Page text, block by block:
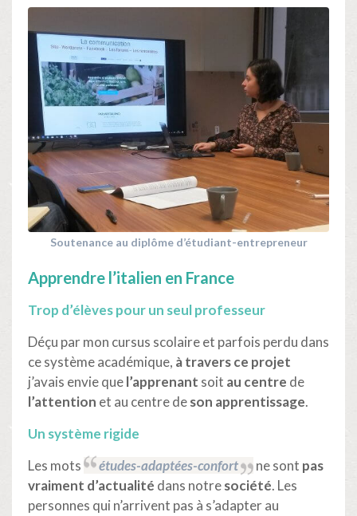
Soutenance au diplôme d’étudiant-entrepreneur
Apprendre l’italien en France
Trop d’élèves pour un seul professeur
Déçu par mon cursus scolaire et parfois perdu dans
ce système académique, à travers ce projet
j’avais envie quel’apprenant soit au centre de
l’attention et au centre deson apprentissage.
Un système rigide
Les mots
études-adaptées-confort ne sont pas
vraiment d’actualité dans notresociété. Les
personnes qui n’arrivent pas à s’adapter au